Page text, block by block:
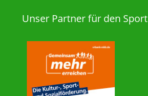
Unser Partner für den Sport